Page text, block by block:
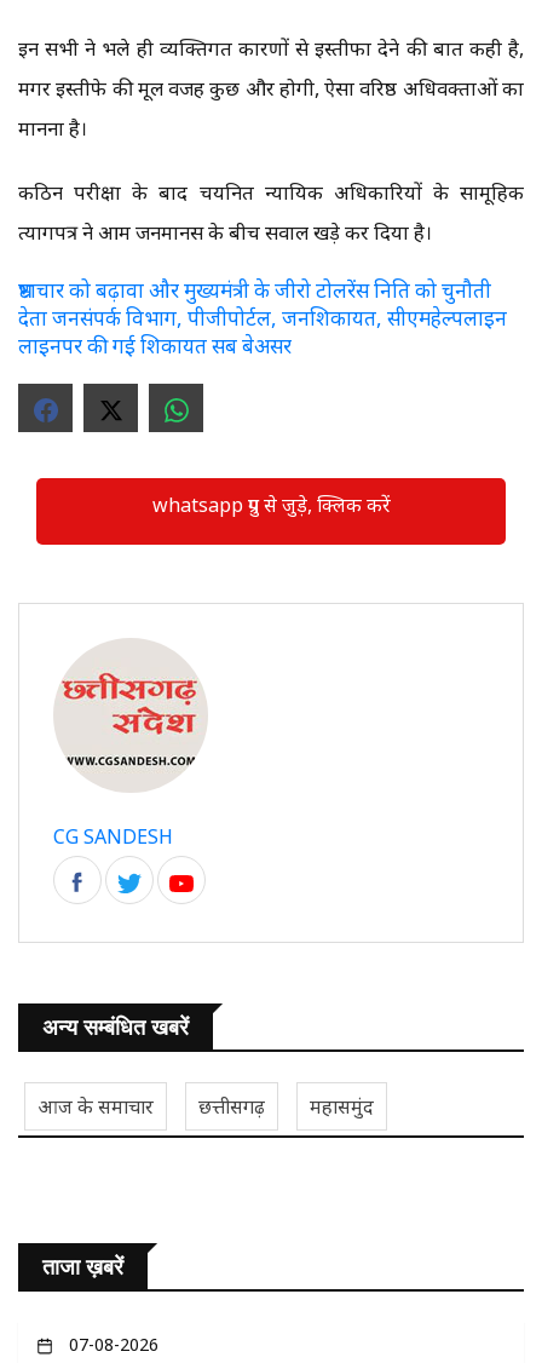
इन सभी ने भले ही व्यक्तिगत कारणों से इस्तीफा देने की बात कही है,
मगर इस्तीफे की मूल वजह कुछ और होगी, ऐसा वरिष्ठ अधिवक्ताओं का
मानना है।
कठिन परीक्षा के बाद चयनित न्यायिक अधिकारियों के सामूहिक
त्यागपत्र ने आम जनमानस के बीच सवाल खड़े कर दिया है।
भ्रष्टाचार को बढ़ावा और मुख्यमंत्री के जीरो टोलरेंस निति को चुनौती
देता जनसंपर्क विभाग, पीजीपोर्टल, जनशिकायत, सीएमहेल्पलाइन
लाइनपर की गई शिकायत सब बेअसर
whatsapp ग्रुप से जुड़े, क्लिक करें
CG SANDESH
अन्य सम्बंधित खबरें
आज के समाचार छत्तीसगढ़ महासमुंद
ताजा ख़बरें
07-08-2026